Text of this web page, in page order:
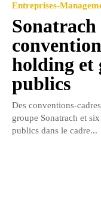
Entreprises-
Sonatrach
holding et
publics
Des conventions-
groupe Sonatrach et
publics dans le cadre...